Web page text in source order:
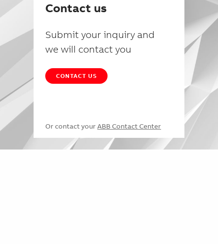
Contact us
Submit your inquiry and
we will contact you
CONTACT US
Or contact your ABB Contact Center